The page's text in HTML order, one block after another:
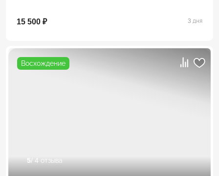
15 500 ₽ 3 дня
Восхождение
5/ 4 отзыва